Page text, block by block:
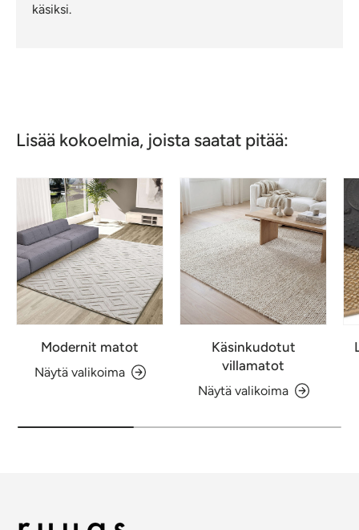
käsiksi.
Lisää kokoelmia, joista saatat pitää:
Modernit matot
Näytä valikoima
Käsinkudotut
villamatot
Näytä valikoima